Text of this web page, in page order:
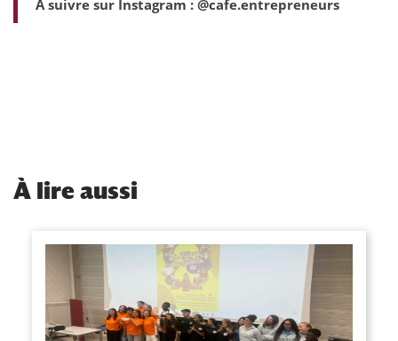
A suivre sur Instagram : @cafe.entrepreneurs
À lire aussi